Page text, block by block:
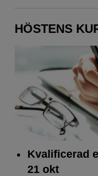
HÖSTENS
Kvalificerad
21 okt